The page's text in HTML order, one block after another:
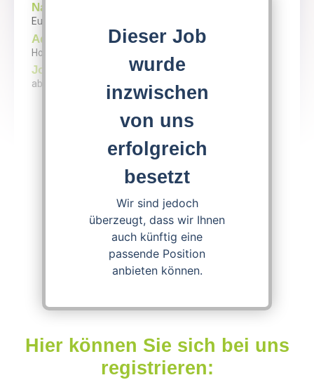
Name
Europese School Den Haag
Address
Houtrustweg 2, 2566 HA Den Haag
Job entry
ab sofort möglich oder August 2026
Download Job Offer
Dieser Job
wurde
inzwischen
von uns
erfolgreich
besetzt
Wir sind jedoch
überzeugt, dass wir Ihnen
auch künftig eine
passende Position
anbieten können.
Hier können Sie sich bei uns
registrieren: